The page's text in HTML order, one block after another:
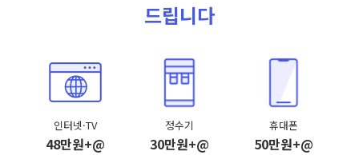
드립니다
인터넷·TV
48만원+@
정수기
30만원+@
휴대폰
50만원+@